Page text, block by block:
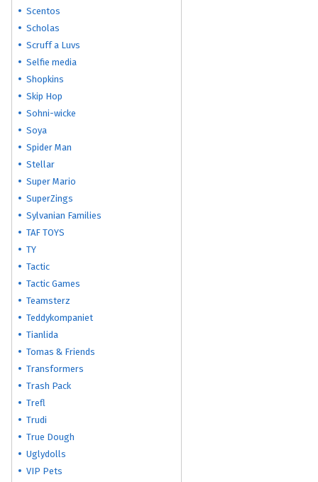
Scentos
Scholas
Scruff a Luvs
Selfie media
Shopkins
Skip Hop
Sohni-wicke
Soya
Spider Man
Stellar
Super Mario
SuperZings
Sylvanian Families
TAF TOYS
TY
Tactic
Tactic Games
Teamsterz
Teddykompaniet
Tianlida
Tomas & Friends
Transformers
Trash Pack
Trefl
Trudi
True Dough
Uglydolls
VIP Pets